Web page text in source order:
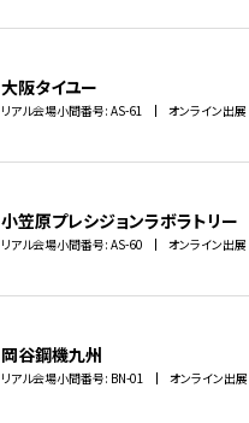
大阪タイユー
リアル会場小間番号: AS-61 オンライン出展
小笠原プレシジョンラボラトリー
リアル会場小間番号: AS-60 オンライン出展
岡谷鋼機九州
リアル会場小間番号: BN-01 オンライン出展